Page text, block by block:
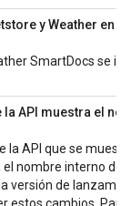
y Weather en
SmartDocs se
API muestra el
la API que se
nombre interno del
versión de